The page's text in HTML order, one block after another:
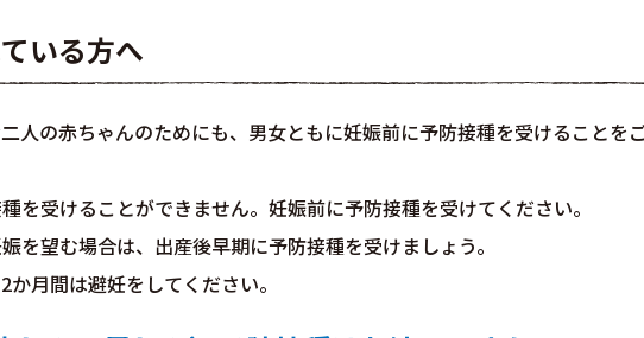
いる方へ
人の赤ちゃんのためにも、男女ともに妊娠前に予防接種を受けることを
を受けることができません。妊娠前に予防接種を受けてください。
を望む場合は、出産後早期に予防接種を受けましょう。
月間は避妊をしてください。